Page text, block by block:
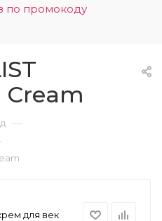
по промокоду
0
Cream
—
для век